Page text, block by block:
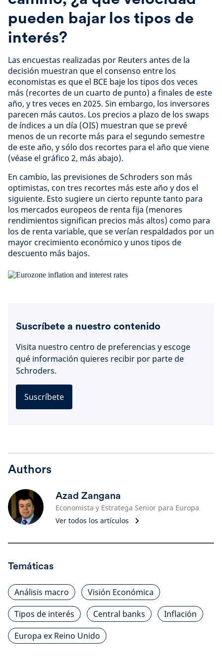
pueden bajar los tipos de
interés?
Las encuestas realizadas por Reuters antes de la
decisión muestran que el consenso entre los
economistas es que el BCE baje los tipos dos veces
más (recortes de un cuarto de punto) a finales de este
año, y tres veces en 2025. Sin embargo, los inversores
parecen más cautos. Los precios a plazo de los swaps
de índices a un día (OIS) muestran que se prevé
menos de un recorte más para el segundo semestre
de este año, y sólo dos recortes para el año que viene
(véase el gráfico 2, más abajo).
En cambio, las previsiones de Schroders son más
optimistas, con tres recortes más este año y dos el
siguiente. Esto sugiere un cierto repunte tanto para
los mercados europeos de renta fija (menores
rendimientos significan precios más altos) como para
los de renta variable, que se verían respaldados por un
mayor crecimiento económico y unos tipos de
descuento más bajos.
Suscríbete a nuestro contenido
Visita nuestro centro de preferencias y escoge
qué información quieres recibir por parte de
Schroders.
Suscríbete
Authors
Azad Zangana
Economista y Estratega Senior para Europa
Ver todos los artículos
Temáticas
Análisis macro
Visión Económica
Tipos de interés
Central banks
Inflación
Europa ex Reino Unido